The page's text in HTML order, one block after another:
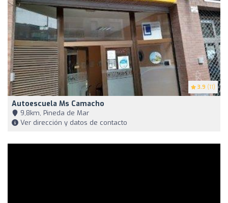
3.9 (11)
Autoescuela Ms Camacho
9,8km, Pineda de Mar
Ver dirección y datos de contacto